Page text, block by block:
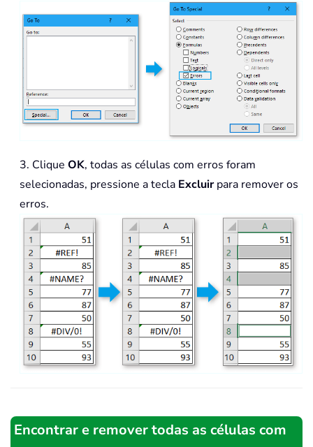
3. Clique OK, todas as células com erros foram
selecionadas, pressione a tecla Excluirpara remover os
erros.
Encontrar e remover todas as células com